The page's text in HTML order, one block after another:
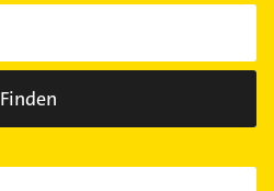
Finden